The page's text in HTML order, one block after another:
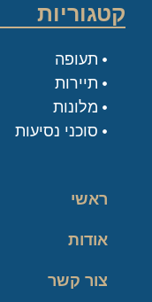
קטגוריות
תעופה
תיירות
מלונות
סוכני נסיעות
ראשי
אודות
צור קשר